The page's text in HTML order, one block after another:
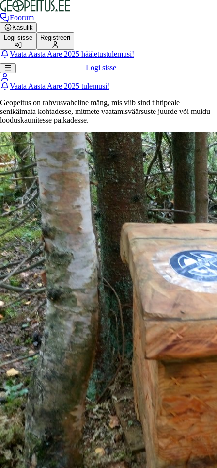
Foorum
Kasulik
Logi sisse
Registreeri
Vaata Aasta Aare 2025 hääletustulemusi!
Logi sisse
Vaata Aasta Aare 2025 tulemusi!
Geopeitus on rahvusvaheline mäng, mis viib sind tihtipeale
senikäimata kohtadesse, mitmete vaatamisväärsuste juurde või muidu
looduskaunitesse paikadesse.